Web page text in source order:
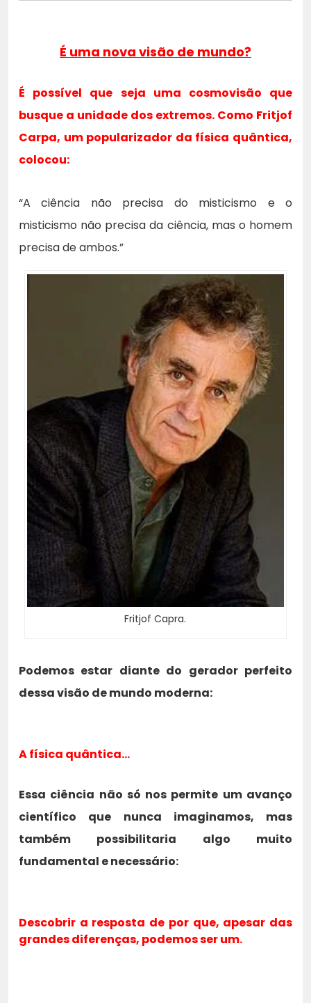
É uma nova visão de mundo?
É possível que seja uma cosmovisão que
busque a unidade dos extremos. Como Fritjof
Carpa, um popularizador da física quântica,
colocou:
“A ciência não precisa do misticismo e o
misticismo não precisa da ciência, mas o homem
precisa de ambos.”
Fritjof Capra.
Podemos estar diante do gerador perfeito
dessa visão de mundo moderna:
A física quântica…
Essa ciência não só nos permite um avanço
científico que nunca imaginamos, mas
também possibilitaria algo muito
fundamental e necessário:
Descobrir a resposta de por que, apesar das
grandes diferenças, podemos ser um.